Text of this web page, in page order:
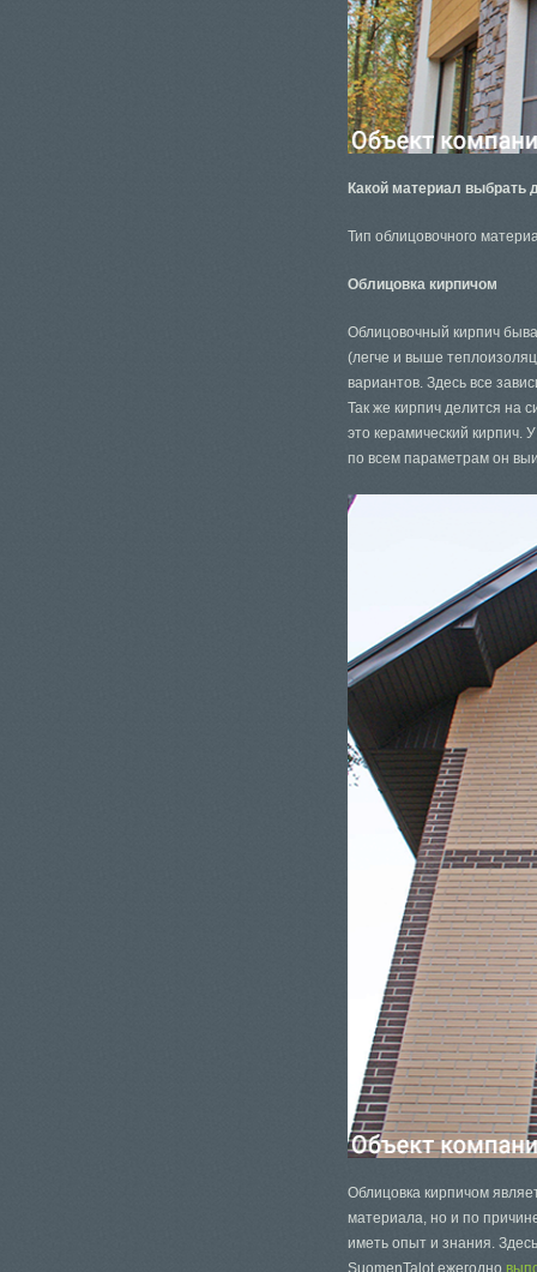
Какой материал выбрать
Тип облицовочного
Облицовка кирпичом
Облицовочный кирпич
(легче и выше
вариантов. Здесь все
Так же кирпич делится на
это керамический кирпич.
по всем параметрам он
Облицовка кирпичом
материала, но и по
иметь опыт и знания.
SuomenTalot ежегодно